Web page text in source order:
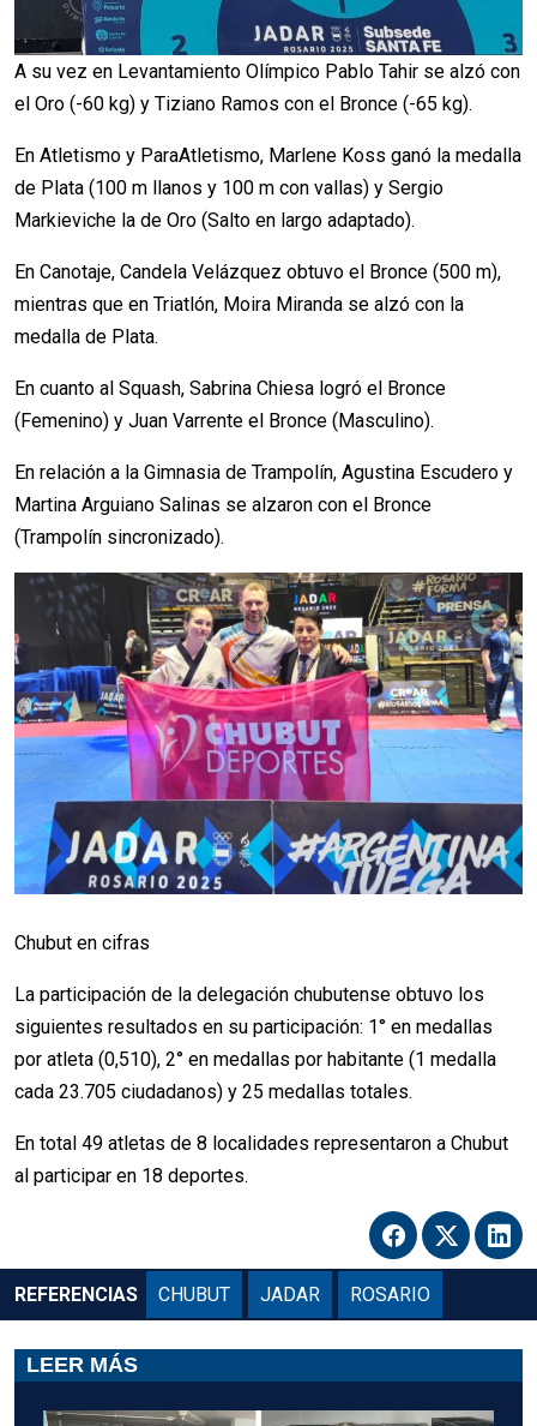
A su vez en Levantamiento Olímpico Pablo Tahir se alzó con
el Oro (-60 kg) y Tiziano Ramos con el Bronce (-65 kg).
En Atletismo y ParaAtletismo, Marlene Koss ganó la medalla
de Plata (100 m llanos y 100 m con vallas) y Sergio
Markieviche la de Oro (Salto en largo adaptado).
En Canotaje, Candela Velázquez obtuvo el Bronce (500 m),
mientras que en Triatlón, Moira Miranda se alzó con la
medalla de Plata.
En cuanto al Squash, Sabrina Chiesa logró el Bronce
(Femenino) y Juan Varrente el Bronce (Masculino).
En relación a la Gimnasia de Trampolín, Agustina Escudero y
Martina Arguiano Salinas se alzaron con el Bronce
(Trampolín sincronizado).
Chubut en cifras
La participación de la delegación chubutense obtuvo los
siguientes resultados en su participación: 1° en medallas
por atleta (0,510), 2° en medallas por habitante (1 medalla
cada 23.705 ciudadanos) y 25 medallas totales.
En total 49 atletas de 8 localidades representaron a Chubut
al participar en 18 deportes.
REFERENCIAS CHUBUT JADAR ROSARIO
LEER MÁS